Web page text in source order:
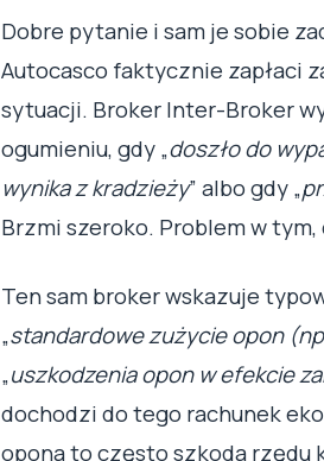
Dobre pytanie i sam je sobie
Autocasco faktycznie zapłaci
sytuacji. Broker Inter-Broker
ogumieniu, gdy „doszło do
wynika z kradzieży” albo gdy „
Brzmi szeroko. Problem w tym,
Ten sam broker wskazuje
„standardowe zużycie opon
„uszkodzenia opon w efekcie
dochodzi do tego rachunek
opona to często szkoda